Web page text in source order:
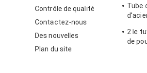
Contrôle de qualité
Contactez-nous
Des nouvelles
Plan du site
Tube
2 le
de